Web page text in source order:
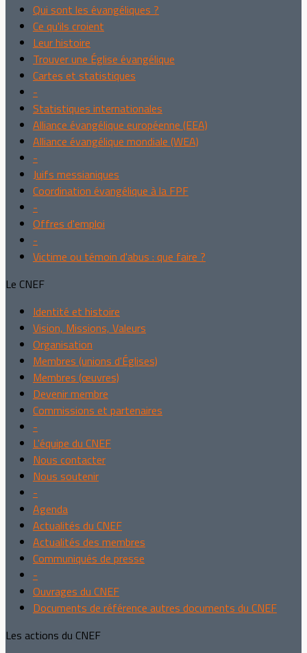
Qui sont les évangéliques ?
Ce qu'ils croient
Leur histoire
Trouver une Église évangélique
Cartes et statistiques
-
Statistiques internationales
Alliance évangélique européenne (EEA)
Alliance évangélique mondiale (WEA)
-
Juifs messianiques
Coordination évangélique à la FPF
-
Offres d'emploi
-
Victime ou témoin d'abus : que faire ?
Le CNEF
Identité et histoire
Vision, Missions, Valeurs
Organisation
Membres (unions d'Églises)
Membres (œuvres)
Devenir membre
Commissions et partenaires
-
L'équipe du CNEF
Nous contacter
Nous soutenir
-
Agenda
Actualités du CNEF
Actualités des membres
Communiqués de presse
-
Ouvrages du CNEF
Documents de référence autres documents du CNEF
Les actions du CNEF